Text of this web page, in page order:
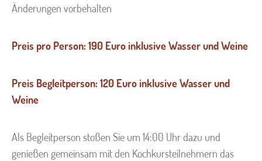
Änderungen vorbehalten
Preis pro Person: 190 Euro inklusive Wasser und Weine
Preis Begleitperson: 120 Euro inklusive Wasser und
Weine
Als Begleitperson stoßen Sie um 14:00 Uhr dazu und
genießen gemeinsam mit den Kochkursteilnehmern das